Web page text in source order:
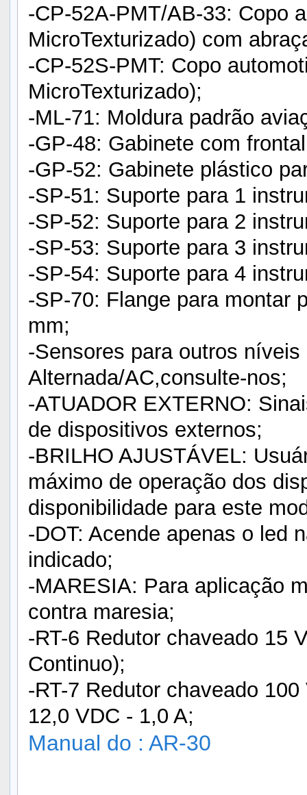
-CP-52A-PMT/AB-33: Copo
MicroTexturizado) com
-CP-52S-PMT: Copo
MicroTexturizado);
-ML-71: Moldura padrão
-GP-48: Gabinete com
-GP-52: Gabinete plástico
-SP-51: Suporte para 1
-SP-52: Suporte para 2
-SP-53: Suporte para 3
-SP-54: Suporte para 4
-SP-70: Flange para montar
mm;
-Sensores para outros
Alternada/AC,consulte-nos;
-ATUADOR EXTERNO:
de dispositivos externos;
-BRILHO AJUSTÁVEL:
máximo de operação dos
disponibilidade para este
-DOT: Acende apenas o led
indicado;
-MARESIA: Para aplicação
contra maresia;
-RT-6 Redutor chaveado 15
Continuo);
-RT-7 Redutor chaveado
12,0 VDC - 1,0 A;
Manual do : AR-30